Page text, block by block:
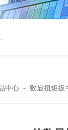
5-300N.m的
中心- 数显扭矩扳